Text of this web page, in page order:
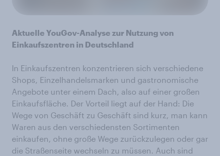
Aktuelle YouGov-Analyse zur Nutzung von
Einkaufszentren in Deutschland
In Einkaufszentren konzentrieren sich verschiedene
Shops, Einzelhandelsmarken und gastronomische
Angebote unter einem Dach, also auf einer großen
Einkaufsfläche. Der Vorteil liegt auf der Hand: Die
Wege von Geschäft zu Geschäft sind kurz, man kann
Waren aus den verschiedensten Sortimenten
einkaufen, ohne große Wege zurückzulegen oder gar
die Straßenseite wechseln zu müssen. Auch sind